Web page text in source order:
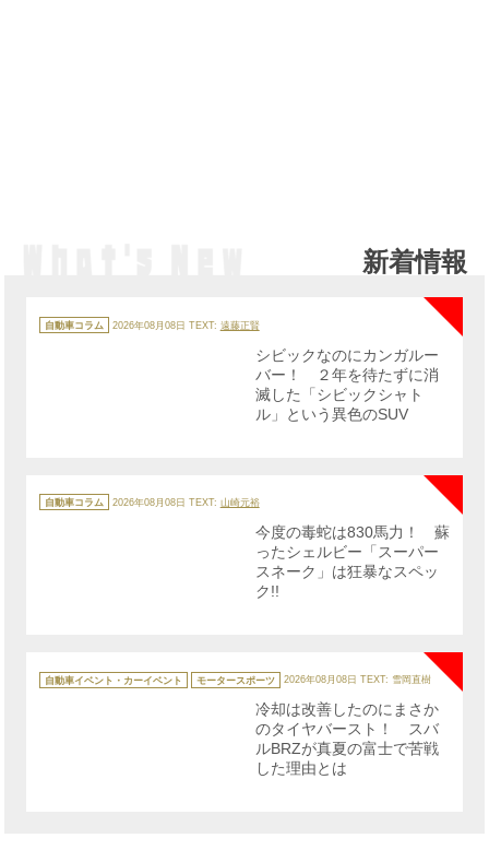
新着情報
テ
ゴ
自動車コラム 2026年08月08日 TEXT: 遠藤正賢
NEW
シビックなのにカンガルー
バー！ ２年を待たずに消
滅した「シビックシャト
ル」という異色のSUV
テ
ゴ
自動車コラム 2026年08月08日 TEXT: 山崎元裕
今度の毒蛇は830馬力！ 蘇
ったシェルビー「スーパー
スネーク」は狂暴なスペッ
ク!!
テ
ゴ
自動車イベント・カーイベント モータースポーツ 2026年08月08日 TEXT: 雪岡直樹
冷却は改善したのにまさか
のタイヤバースト！ スバ
ルBRZが真夏の富士で苦戦
した理由とは